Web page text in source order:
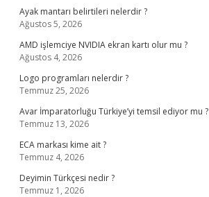
Ayak mantarı belirtileri nelerdir ?
Ağustos 5, 2026
AMD işlemciye NVIDIA ekran kartı olur mu ?
Ağustos 4, 2026
Logo programları nelerdir ?
Temmuz 25, 2026
Avar İmparatorluğu Türkiye’yi temsil ediyor mu ?
Temmuz 13, 2026
ECA markası kime ait ?
Temmuz 4, 2026
Deyimin Türkçesi nedir ?
Temmuz 1, 2026